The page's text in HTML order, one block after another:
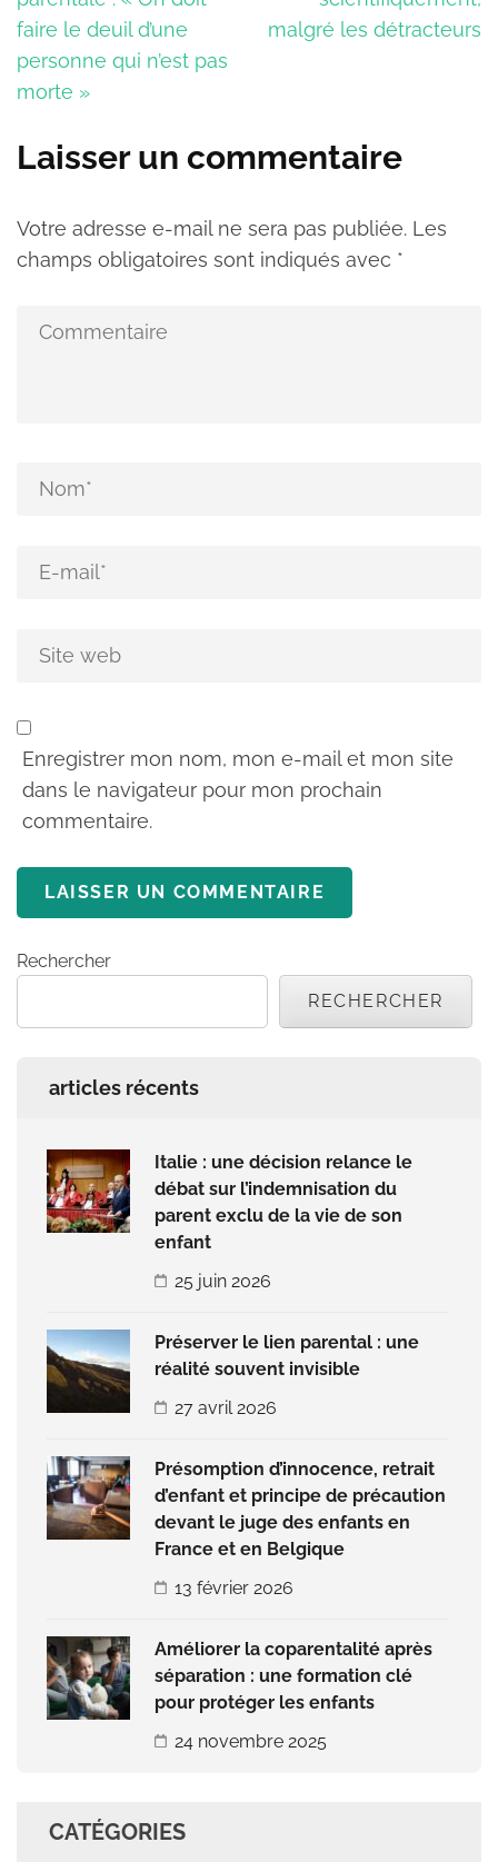
faire le deuil d’une
personne qui n’est pas
morte »
malgré les détracteurs
Laisser un commentaire
Votre adresse e-mail ne sera pas publiée. Les
champs obligatoires sont indiqués avec *
Enregistrer mon nom, mon e-mail et mon site
dans le navigateur pour mon prochain
commentaire.
Rechercher
RECHERCHER
articles récents
Italie : une décision relance le
débat sur l’indemnisation du
parent exclu de la vie de son
enfant
25 juin 2026
Préserver le lien parental : une
réalité souvent invisible
27 avril 2026
Présomption d’innocence, retrait
d’enfant et principe de précaution
devant le juge des enfants en
France et en Belgique
13 février 2026
Améliorer la coparentalité après
séparation : une formation clé
pour protéger les enfants
24 novembre 2025
CATÉGORIES